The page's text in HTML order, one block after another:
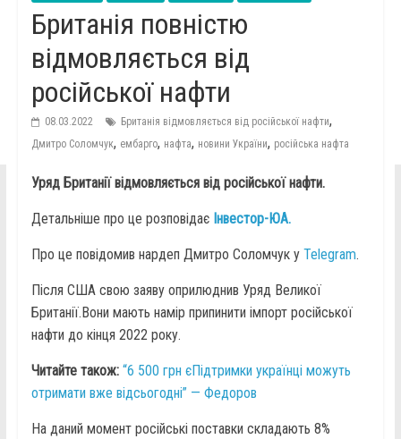
Британія повністю
відмовляється від
російської нафти
08.03.2022 Британія відмовляється від російської нафти,
Дмитро Соломчук, ембарго, нафта, новини України, російська нафта
Уряд Британії відмовляється від російської нафти.
Детальніше про це розповідає Інвестор-ЮА.
Про це повідомив нардеп Дмитро Соломчук у Telegram.
Після США свою заяву оприлюднив Уряд Великої
Британії.Вони мають намір припинити імпорт російської
нафти до кінця 2022 року.
Читайте також: “6 500 грн єПідтримки українці можуть
отримати вже відсьогодні” — Федоров
На даний момент російські поставки складають 8%